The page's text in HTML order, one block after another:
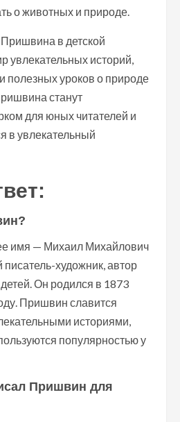
о животных и природе.
в детской
увлекательных историй,
полезных уроков о природе
станут
для юных читателей и
в увлекательный
имя — Михаил Михайлович
художник, автор
Он родился в 1873
Пришвин славится
историями,
популярностью у
Пришвин для